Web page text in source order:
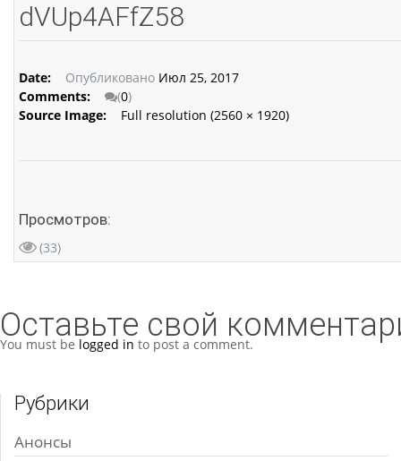
dVUp4AFfZ58
Date: Опубликовано Июл 25, 2017
Comments:
(0)
Source Image:
Full resolution (2560 × 1920)
Просмотров:
(33)
Оставьте свой
You must be logged in to post a comment.
Рубрики
Анонсы